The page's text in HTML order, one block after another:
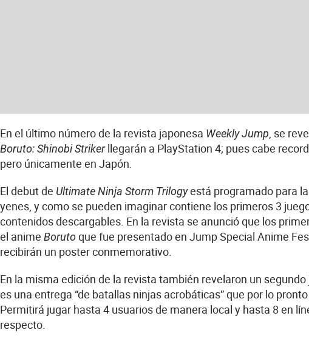
En el último número de la revista japonesa Weekly Jump, se
Boruto: Shinobi Strikerllegarán a PlayStation 4; pues cabe
pero únicamente en Japón.
El debut de Ultimate Ninja Storm Trilogyestá programado para
yenes, y como se pueden imaginar contiene los primeros 3
contenidos descargables. En la revista se anunció que los
el anime Borutoque fue presentado en Jump Special Anime
recibirán un poster conmemorativo.
En la misma edición de la revista también revelaron un
es una entrega “de batallas ninjas acrobáticas” que por lo
Permitirá jugar hasta 4 usuarios de manera local y hasta 8 en
respecto.